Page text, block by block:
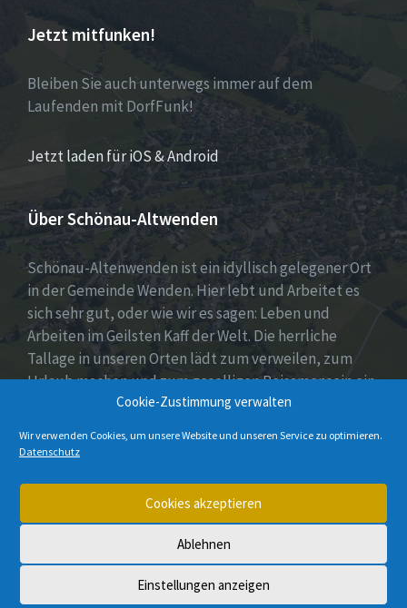
Cookie-Zustimmung verwalten
Wir verwenden Cookies, um unsere Website und unseren Service zu optimieren.
Datenschutz
Cookies akzeptieren
Ablehnen
Einstellungen anzeigen
Jetzt mitfunken!
Bleiben Sie auch unterwegs immer auf dem
Laufenden mit DorfFunk!
Jetzt laden für iOS & Android
Über Schönau-Altwenden
Schönau-Altenwenden ist ein idyllisch gelegener Ort
in der Gemeinde Wenden. Hier lebt und Arbeitet es
sich sehr gut, oder wie wir es sagen: Leben und
Arbeiten im Geilsten Kaff der Welt. Die herrliche
Tallage in unseren Orten lädt zum verweilen, zum
Urlaub machen und zum geselligen Beisamensein ein.
Dies wird auch durch unser aktives Vereinsleben
unter Beweis gestellt.
Instagram
© 2026 Schönau-Altenwenden